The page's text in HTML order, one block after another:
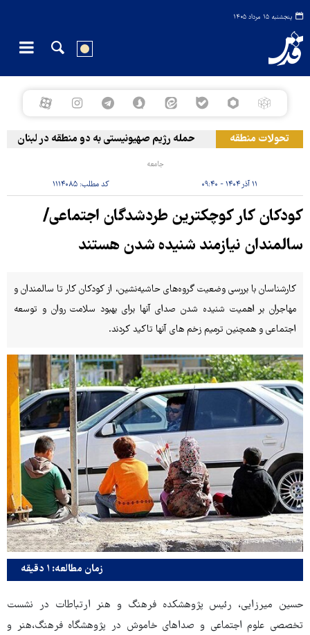
پنجشنبه ۱۵ مرداد ۱۴۰۵
تحولات منطقه حمله رژیم صهیونیستی به دو منطقه در لبنان
جامعه
۱۱ آذر ۱۴۰۴ - ۰۹:۴۰ کد مطلب: ۱۱۱۴۰۸۵
کودکان کار کوچکترین طردشدگان اجتماعی/
سالمندان نیازمند شنیده شدن هستند
کارشناسان با بررسی وضعیت گروه‌های حاشیه‌نشین، از کودکان کار تا سالمندان و
مهاجران بر اهمیت شنیده شدن صدای آنها برای بهبود سلامت روان و توسعه
اجتماعی و همچنین ترمیم زخم های آنها تاکید کردند.
زمان مطالعه: ۱ دقیقه
حسین میرزایی، رئیس پژوهشکده فرهنگ و هنر ارتباطات در نشست
تخصصی علوم اجتماعی و صداهای خاموش در پژوهشگاه فرهنگ،هنر و